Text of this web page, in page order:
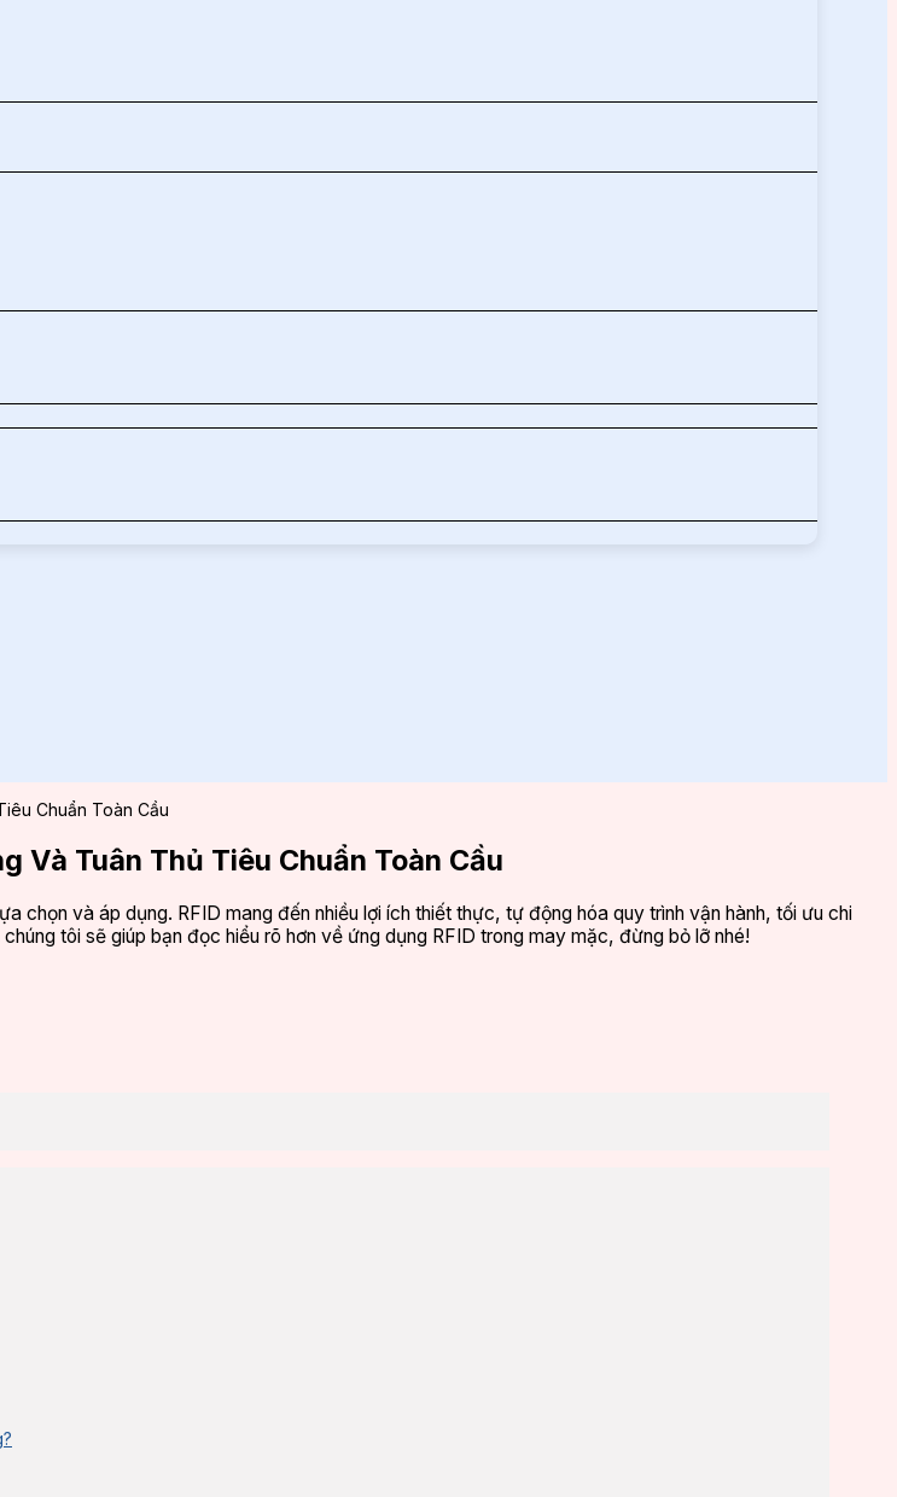
Chuẩn Toàn Cầu
Và Tuân Thủ Tiêu Chuẩn Toàn Cầu
chọn và áp dụng. RFID mang đến nhiều lợi ích thiết thực, tự động hóa quy trình vận hành, tối ưu chi
tôi sẽ giúp bạn đọc hiểu rõ hơn về ứng dụng RFID trong may mặc, đừng bỏ lỡ nhé!